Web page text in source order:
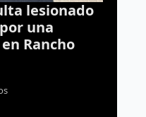
por una
será la